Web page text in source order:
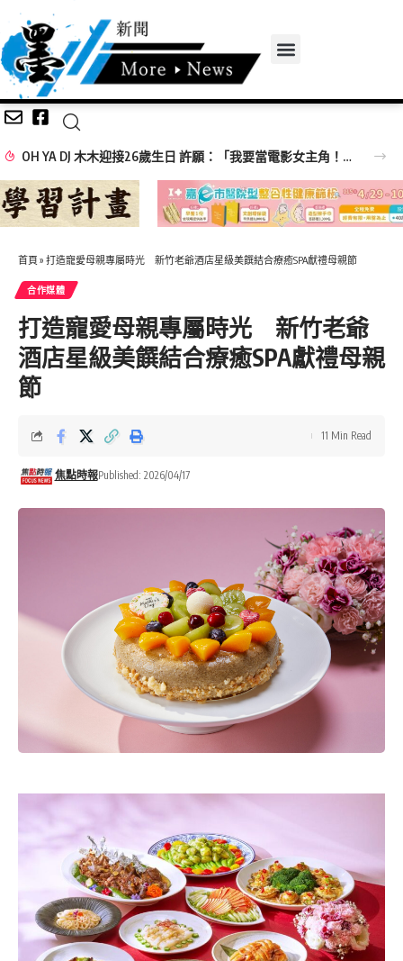
OH YA DJ 木木迎接26歲生日 許願：「我要當電影女主角！」
首頁 » 打造寵愛母親專屬時光 新竹老爺酒店星級美饌結合療癒SPA獻禮母親節
合作媒體
打造寵愛母親專屬時光 新竹老爺
酒店星級美饌結合療癒SPA獻禮母親
節
焦點時報Published: 2026/04/17
11 Min Read